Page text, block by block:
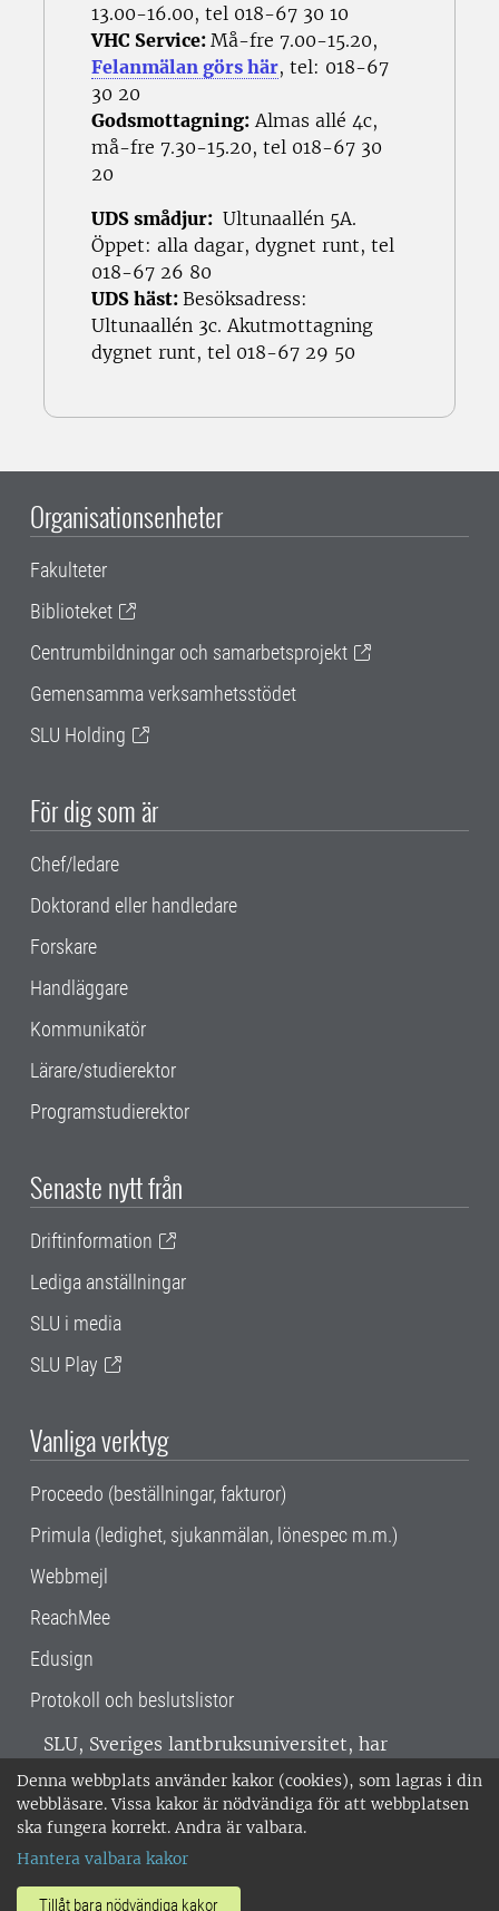
Denna webbplats använder kakor (cookies), som lagras i din
webbläsare. Vissa kakor är nödvändiga för att webbplatsen
ska fungera korrekt. Andra är valbara.
Hantera valbara kakor
Tillåt bara nödvändiga kakor
13.00-16.00, tel 018-67 30 10
VHC Service: Må-fre 7.00-15.20,
Felanmälan görs här, tel: 018-67
30 20
Godsmottagning: Almas allé 4c,
må-fre 7.30-15.20, tel 018-67 30
20
UDS smådjur: Ultunaallén 5A.
Öppet: alla dagar, dygnet runt, tel
018-67 26 80
UDS häst: Besöksadress:
Ultunaallén 3c. Akutmottagning
dygnet runt, tel 018-67 29 50
Organisationsenheter
Fakulteter
Biblioteket
Centrumbildningar och samarbetsprojekt
Gemensamma verksamhetsstödet
SLU Holding
För dig som är
Chef/ledare
Doktorand eller handledare
Forskare
Handläggare
Kommunikatör
Lärare/studierektor
Programstudierektor
Senaste nytt från
Driftinformation
Lediga anställningar
SLU i media
SLU Play
Vanliga verktyg
Proceedo (beställningar, fakturor)
Primula (ledighet, sjukanmälan, lönespec m.m.)
Webbmejl
ReachMee
Edusign
Protokoll och beslutslistor
SLU, Sveriges lantbruksuniversitet, har
verksamhet över hela Sverige. Huvudorter är
Alnarp, Uppsala och Umeå.SLU är
miljöcertifierat enligt ISO 14001. •
018-67 10 00 • Org nr: 202100-2817 •
Om SLU:s webbplatser